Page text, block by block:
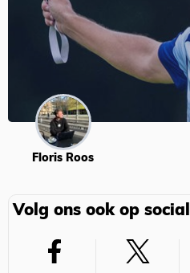
Floris Roos
Volg ons ook op social